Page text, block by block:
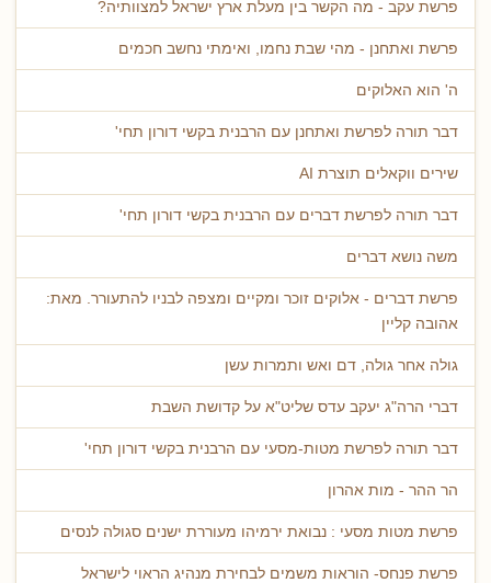
פרשת עקב - מה הקשר בין מעלת ארץ ישראל למצוותיה?
פרשת ואתחנן - מהי שבת נחמו, ואימתי נחשב חכמים
ה' הוא האלוקים
דבר תורה לפרשת ואתחנן עם הרבנית בקשי דורון תחי'
שירים ווקאלים תוצרת AI
דבר תורה לפרשת דברים עם הרבנית בקשי דורון תחי'
משה נושא דברים
פרשת דברים - אלוקים זוכר ומקיים ומצפה לבניו להתעורר. מאת:
אהובה קליין
גולה אחר גולה, דם ואש ותמרות עשן
דברי הרה"ג יעקב עדס שליט"א על קדושת השבת
דבר תורה לפרשת מטות-מסעי עם הרבנית בקשי דורון תחי'
הר ההר - מות אהרון
פרשת מטות מסעי : נבואת ירמיהו מעוררת ישנים סגולה לנסים
פרשת פנחס- הוראות משמים לבחירת מנהיג הראוי לישראל